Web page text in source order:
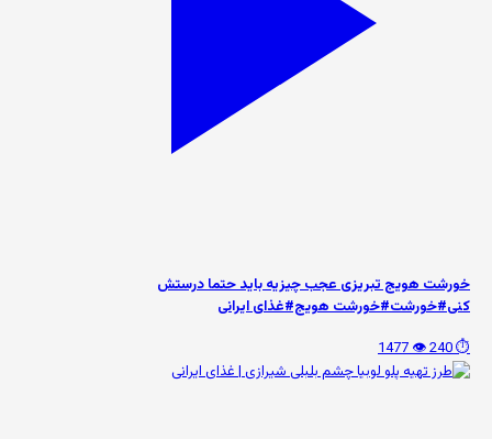
خورشت هویج تبریزی عجب چیزیه باید حتما درستش
کنی#خورشت#خورشت هویج#غذای ایرانی
⏱️ 240
👁️ 1477